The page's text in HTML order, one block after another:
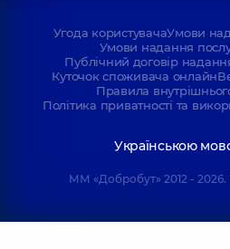
Угода користувачаУмови
Умови надання
Публічний договір
Куточок споживача онлайн
Правила
Політика приватності та
Українською
ММ «Добробут» 2012 - 2026.